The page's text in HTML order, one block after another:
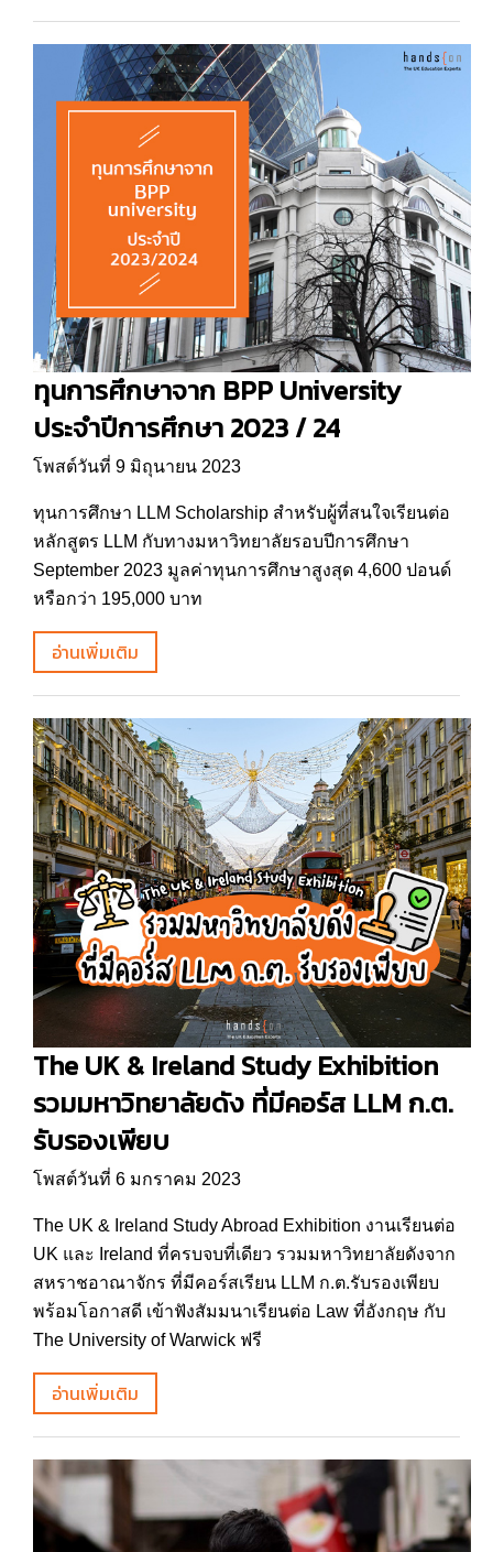
ทุนการศึกษาจาก BPP University
ประจำปีการศึกษา 2023 / 24
โพสต์วันที่ 9 มิถุนายน 2023
ทุนการศึกษา LLM Scholarship สำหรับผู้ที่สนใจเรียนต่อ
หลักสูตร LLM กับทางมหาวิทยาลัยรอบปีการศึกษา
September 2023 มูลค่าทุนการศึกษาสูงสุด 4,600 ปอนด์
หรือกว่า 195,000 บาท
อ่านเพิ่มเติม
The UK & Ireland Study Exhibition
รวมมหาวิทยาลัยดัง ที่มีคอร์ส LLM ก.ต.
รับรองเพียบ
โพสต์วันที่ 6 มกราคม 2023
The UK & Ireland Study Abroad Exhibition งานเรียนต่อ
UK และ Ireland ที่ครบจบที่เดียว รวมมหาวิทยาลัยดังจาก
สหราชอาณาจักร ที่มีคอร์สเรียน LLM ก.ต.รับรองเพียบ
พร้อมโอกาสดี เข้าฟังสัมมนาเรียนต่อ Law ที่อังกฤษ กับ
The University of Warwick ฟรี
อ่านเพิ่มเติม